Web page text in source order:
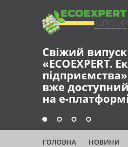
Свіжий
«ECOEXPERT.
вже доступний
на е-платформі
ГОЛОВНА НОВИНИ